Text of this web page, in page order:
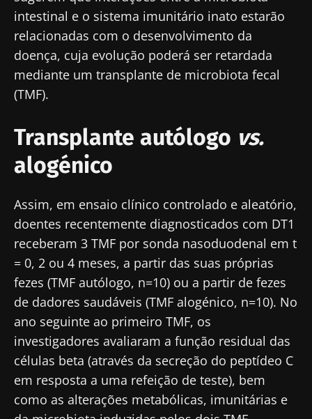
intestinal e o sistema imunitário inato estarão
relacionadas com o desenvolvimento da
doença, cuja evolução poderá ser retardada
mediante um transplante de microbiota fecal
(TMF).
Transplante autólogo vs.
alogénico
Assim, em ensaio clínico controlado e aleatório,
doentes recentemente diagnosticados com DT1
receberam 3 TMF por sonda nasoduodenal em t
= 0, 2 ou 4 meses, a partir das suas próprias
fezes (TMF autólogo, n=10) ou a partir de fezes
de dadores saudáveis (TMF alogénico, n=10). No
ano seguinte ao primeiro TMF, os
investigadores avaliaram a função residual das
células beta (através da secreção do peptídeo C
em resposta a uma refeição de teste), bem
como as alterações metabólicas, imunitárias e